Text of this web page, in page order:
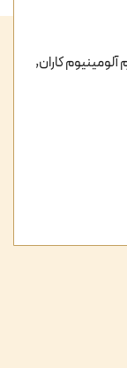
کاران,